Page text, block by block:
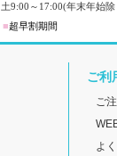
土9:00 ～ 17:00(年末年始
■超早割期間
ご利
ご
よ